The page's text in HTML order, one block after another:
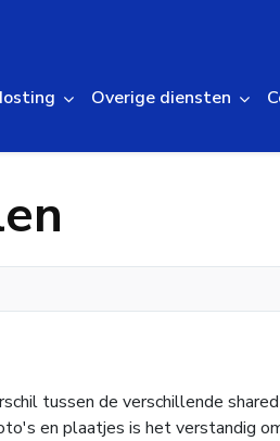
Overige diensten
tussen de verschillende
en plaatjes is het verstandig